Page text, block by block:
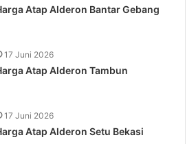
Atap Alderon Bantar Gebang
17 Juni 2026
Atap Alderon Tambun
17 Juni 2026
Atap Alderon Setu Bekasi